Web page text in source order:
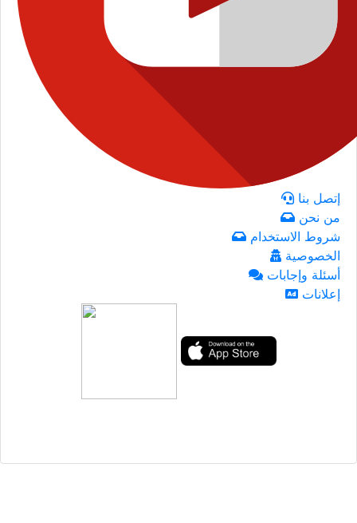
إتصل بنا
من نحن
شروط الاستخدام
الخصوصية
أسئلة وإجابات
إعلانات